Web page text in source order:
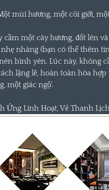
mùi hương, một cõi giới,
một cây hương, đốt lên
nhàng (bạn có thể thêm
bình yên. Lúc này, không
lặng lẽ, hoàn toàn hòa
một giác ngộ'.
Ứng Linh Hoạt, Vẻ Thanh